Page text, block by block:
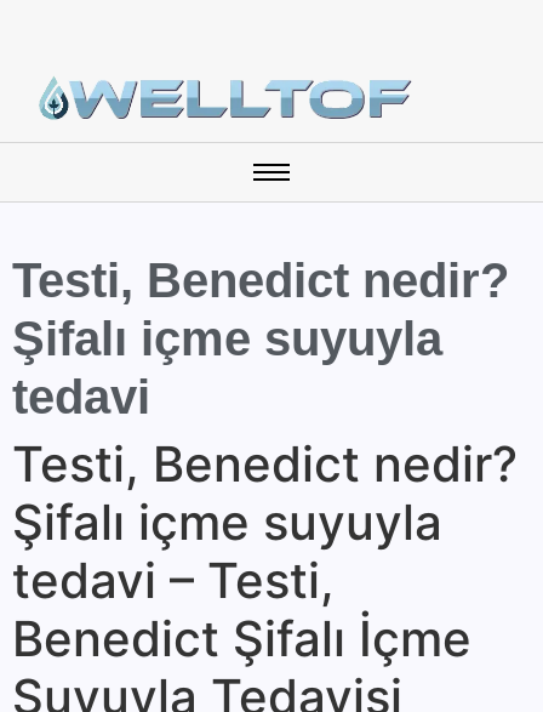
Testi, Benedict nedir?
Şifalı içme suyuyla
tedavi
Testi, Benedict nedir?
Şifalı içme suyuyla
tedavi – Testi,
Benedict Şifalı İçme
Suyuyla Tedavisi